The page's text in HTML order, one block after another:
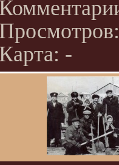
Карта: -